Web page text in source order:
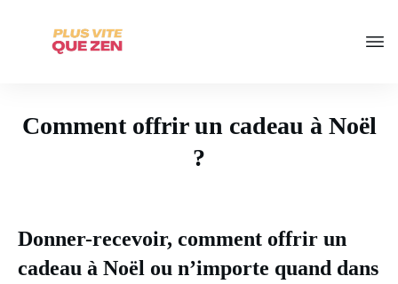
Comment offrir un cadeau à Noël
?
Donner-recevoir, comment offrir un
cadeau à Noël ou n’importe quand dans